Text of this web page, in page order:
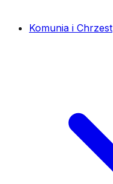
Komunia i Chrzest